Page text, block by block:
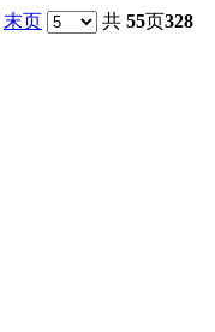
末页 共 55页328